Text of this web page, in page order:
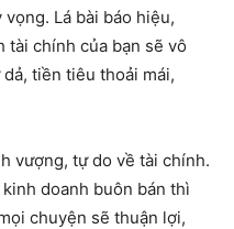
Lá bài báo hiệu,
chính của bạn sẽ vô
tiền tiêu thoải mái,
vượng, tự do về tài chính.
doanh buôn bán thì
chuyện sẽ thuận lợi,